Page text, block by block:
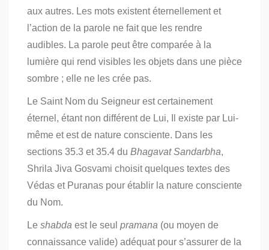
aux autres. Les mots existent éternellement et
l’action de la parole ne fait que les rendre
audibles. La parole peut être comparée à la
lumière qui rend visibles les objets dans une pièce
sombre ; elle ne les crée pas.
Le Saint Nom du Seigneur est certainement
éternel, étant non différent de Lui, Il existe par Lui-
même et est de nature consciente. Dans les
sections 35.3 et 35.4 du Bhagavat Sandarbha,
Shrila Jiva Gosvami choisit quelques textes des
Védas et Puranas pour établir la nature consciente
du Nom.
Le shabda est le seul pramana (ou moyen de
connaissance valide) adéquat pour s’assurer de la